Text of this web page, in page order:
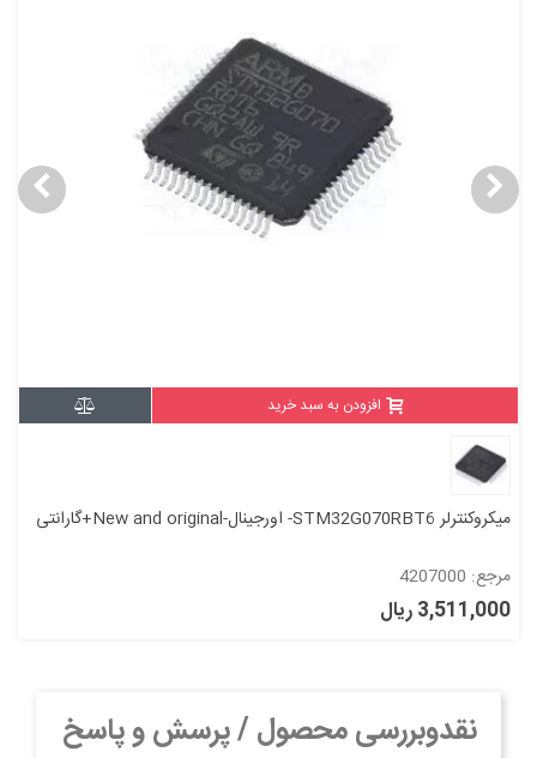
افزودن به سبد خرید
میکروکنترلر STM32G070RBT6- اورجینال-New and original+گارانتی
مرجع: 4207000
3,511,000 ریال
نقدوبررسی محصول / پرسش و پاسخ